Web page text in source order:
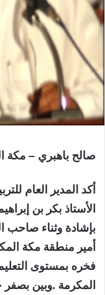
صالح باهبري – مكة
أكد المدير العام
الأستاذ بكر بن
بإشادة وثناء صاحب
أمير منطقة مكة
فخره بمستوى
المكرمة .وبين